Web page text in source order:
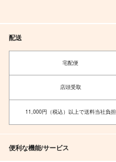
配送
宅配便
店頭受取
11,000円（税込）以上で送料当社負担
便利な機能/サービス